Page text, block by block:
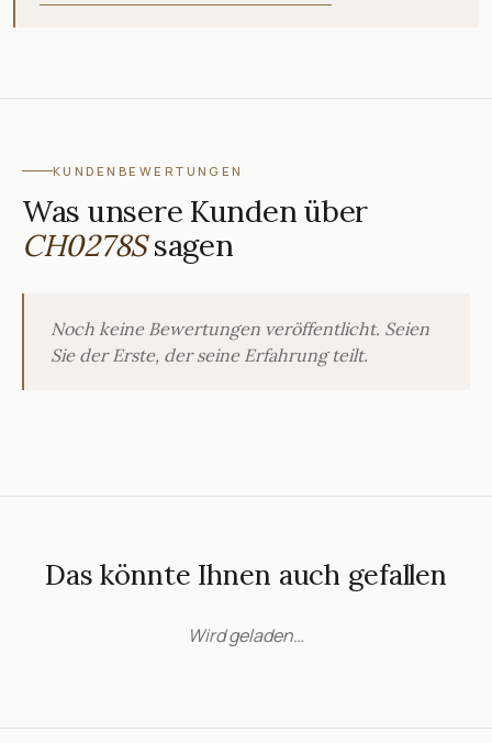
KUNDENBEWERTUNGEN
Was unsere Kunden über
CH0278Ssagen
Noch keine Bewertungen veröffentlicht. Seien
Sie der Erste, der seine Erfahrung teilt.
Das könnte Ihnen auch gefallen
Wird geladen…